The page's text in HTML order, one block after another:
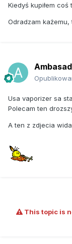
Kiedyś kupiłem coś
Odradzam
Usa vaporizer sa
Polecam ten
A ten z zdjecia
This topic is